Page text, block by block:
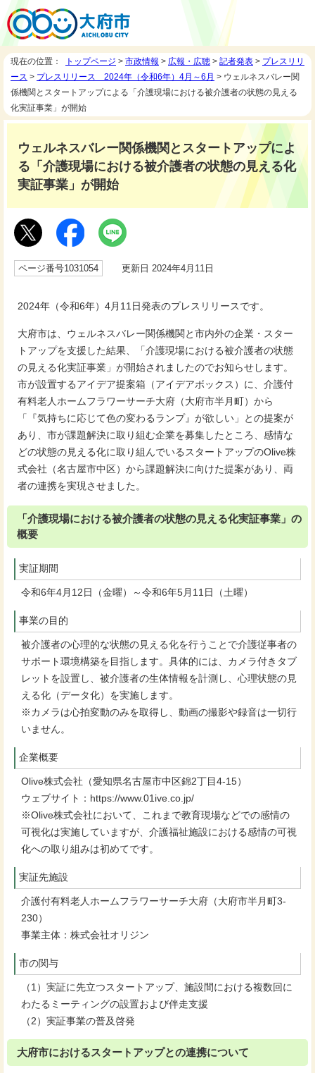
現在の位置： トップページ > 市政情報 > 広報・広聴 > 記者発表 > プレスリリ
ース > プレスリリース 2024年（令和6年）4月～6月 > ウェルネスバレー関
係機関とスタートアップによる「介護現場における被介護者の状態の見える
化実証事業」が開始
ウェルネスバレー関係機関とスタートアップによ
る「介護現場における被介護者の状態の見える化
実証事業」が開始
ページ番号1031054 更新日 2024年4月11日
2024年（令和6年）4月11日発表のプレスリリースです。
大府市は、ウェルネスバレー関係機関と市内外の企業・スター
トアップを支援した結果、「介護現場における被介護者の状態
の見える化実証事業」が開始されましたのでお知らせします。
市が設置するアイデア提案箱（アイデアボックス）に、介護付
有料老人ホームフラワーサーチ大府（大府市半月町）から
「『気持ちに応じて色の変わるランプ』が欲しい」との提案が
あり、市が課題解決に取り組む企業を募集したところ、感情な
どの状態の見える化に取り組んでいるスタートアップのOlive株
式会社（名古屋市中区）から課題解決に向けた提案があり、両
者の連携を実現させました。
「介護現場における被介護者の状態の見える化実証事業」の
概要
実証期間
令和6年4月12日（金曜）～令和6年5月11日（土曜）
事業の目的
被介護者の心理的な状態の見える化を行うことで介護従事者の
サポート環境構築を目指します。具体的には、カメラ付きタブ
レットを設置し、被介護者の生体情報を計測し、心理状態の見
える化（データ化）を実施します。
※カメラは心拍変動のみを取得し、動画の撮影や録音は一切行
いません。
企業概要
Olive株式会社（愛知県名古屋市中区錦2丁目4-15）
ウェブサイト：https://www.01ive.co.jp/
※Olive株式会社において、これまで教育現場などでの感情の
可視化は実施していますが、介護福祉施設における感情の可視
化への取り組みは初めてです。
実証先施設
介護付有料老人ホームフラワーサーチ大府（大府市半月町3-
230）
事業主体：株式会社オリジン
市の関与
（1）実証に先立つスタートアップ、施設間における複数回に
わたるミーティングの設置および伴走支援
（2）実証事業の普及啓発
大府市におけるスタートアップとの連携について